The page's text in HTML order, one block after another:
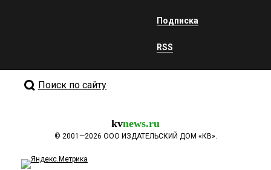
Подписка
RSS
Поиск по сайту
kvnews.ru
© 2001—2026 ООО ИЗДАТЕЛЬСКИЙ ДОМ «КВ».